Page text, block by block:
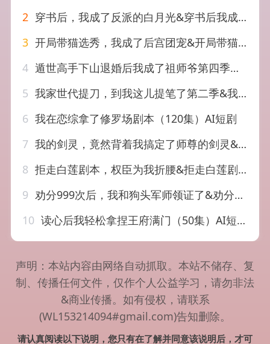
2 穿书后，我成了反派的白月光&穿书后我成了反派的白月光（45集）AI短剧
3 开局带猫选秀，我成了后宫团宠&开局带猫选秀我成了后宫团宠（58集）AI短剧
4 遁世高手下山退婚后我成了祖师爷第四季（93集）AI短剧
5 我家世代提刀，到我这儿提笔了第二季&我家世代提刀到我这儿提笔了第二季（82集）AI短剧
6 我在恋综拿了修罗场剧本（120集）AI短剧
7 我的剑灵，竟然背着我搞定了师尊的剑灵&我的剑灵竟然背着我搞定了师尊的剑灵（64集）AI短剧
8 拒走白莲剧本，权臣为我折腰&拒走白莲剧本权臣为我折腰（30集）AI短剧
9 劝分999次后，我和狗头军师领证了&劝分999次后我和狗头军师领证了（52集）AI短剧
10 读心后我轻松拿捏王府满门（50集）AI短剧
声明：本站内容由网络自动抓取。本站不储存、复
制、传播任何文件，仅作个人公益学习，请勿非法
&商业传播。如有侵权，请联系
(WL153214094#gmail.com)告知删除。
请认真阅读以下说明，您只有在了解并同意该说明后，才可